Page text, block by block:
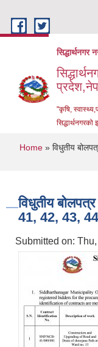
सिद्धार्थनगर
"कृषि,
सिद्धार्थनगरको
You are
Home » विधुतीय
विधुतीय
41, 42, 43,
Submitted on: